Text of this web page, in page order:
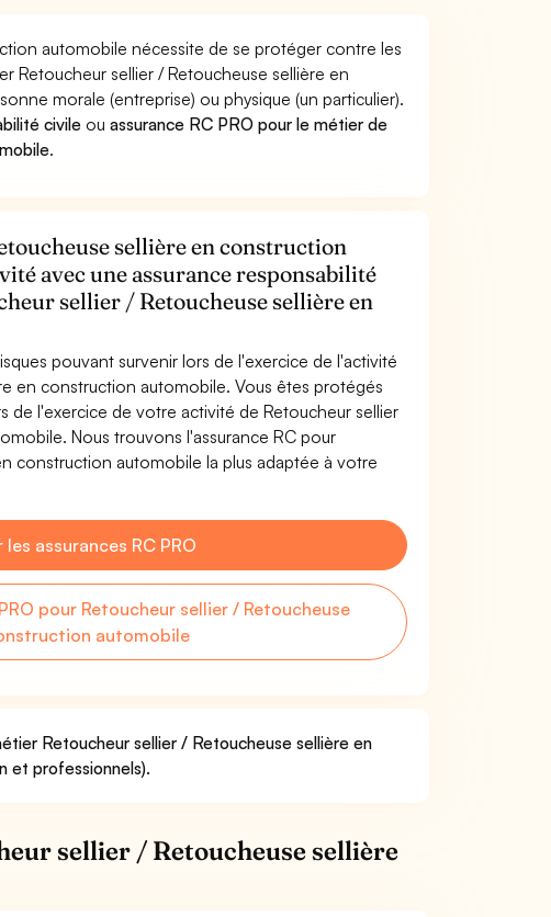
automobile nécessite de se protéger contre les
Retoucheur sellier / Retoucheuse sellière en
morale (entreprise) ou physique (un particulier).
civile ouassurance RC PRO pour le métier de
.
sellière en construction
avec une assurance responsabilité
sellier / Retoucheuse sellière en
pouvant survenir lors de l'exercice de l'activité
en construction automobile. Vous êtes protégés
de l'exercice de votre activité de Retoucheur sellier
Nous trouvons l'assurance RC pour
construction automobile la plus adaptée à votre
assurances RC PRO
pour Retoucheur sellier / Retoucheuse
automobile
Retoucheur sellier / Retoucheuse sellière en
et professionnels).
sellier / Retoucheuse sellière